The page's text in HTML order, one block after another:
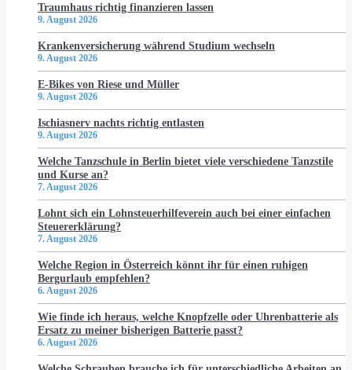
Traumhaus richtig finanzieren lassen
9. August 2026
Krankenversicherung während Studium wechseln
9. August 2026
E-Bikes von Riese und Müller
9. August 2026
Ischiasnerv nachts richtig entlasten
9. August 2026
Welche Tanzschule in Berlin bietet viele verschiedene Tanzstile
und Kurse an?
7. August 2026
Lohnt sich ein Lohnsteuerhilfeverein auch bei einer einfachen
Steuererklärung?
7. August 2026
Welche Region in Österreich könnt ihr für einen ruhigen
Bergurlaub empfehlen?
6. August 2026
Wie finde ich heraus, welche Knopfzelle oder Uhrenbatterie als
Ersatz zu meiner bisherigen Batterie passt?
6. August 2026